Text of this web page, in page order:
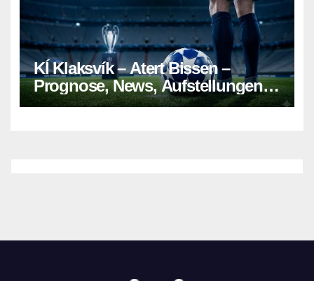
KÍ Klaksvík – Atert Bissen –
Prognose, News, Aufstellungen &
Tipp